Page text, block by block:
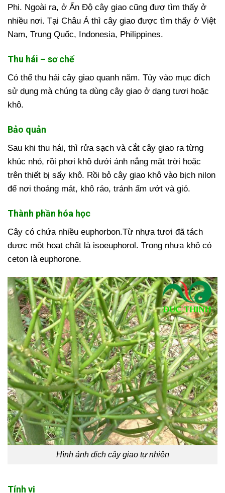
Phi. Ngoài ra, ở Ấn Độ cây giao cũng đượ tìm thấy ở
nhiều nơi. Tại Châu Á thì cây giao được tìm thấy ở Việt
Nam, Trung Quốc, Indonesia, Philippines.
Thu hái – sơ chế
Có thể thu hái cây giao quanh năm. Tùy vào mục đích
sử dụng mà chúng ta dùng cây giao ở dạng tươi hoặc
khô.
Bảo quản
Sau khi thu hái, thì rửa sạch và cắt cây giao ra từng
khúc nhỏ, rồi phơi khô dưới ánh nắng mặt trời hoặc
trên thiết bị sấy khô. Rồi bỏ cây giao khô vào bịch nilon
để nơi thoáng mát, khô ráo, tránh ẩm ướt và gió.
Thành phần hóa học
Cây có chứa nhiều euphorbon.Từ nhựa tươi đã tách
được một hoạt chất là isoeuphorol. Trong nhựa khô có
ceton là euphorone.
Hình ảnh dịch cây giao tự nhiên
Tính vị